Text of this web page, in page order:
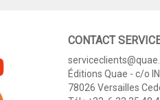
CONTACT
Éditions Quae - c/o
78026 Versailles